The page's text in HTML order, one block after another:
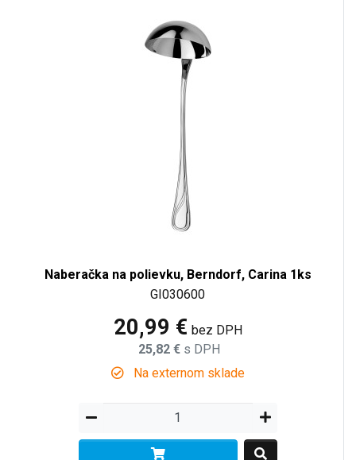
Naberačka na polievku, Berndorf, Carina 1ks
GI030600
20,99 € bez DPH
25,82 € s DPH
Na externom sklade